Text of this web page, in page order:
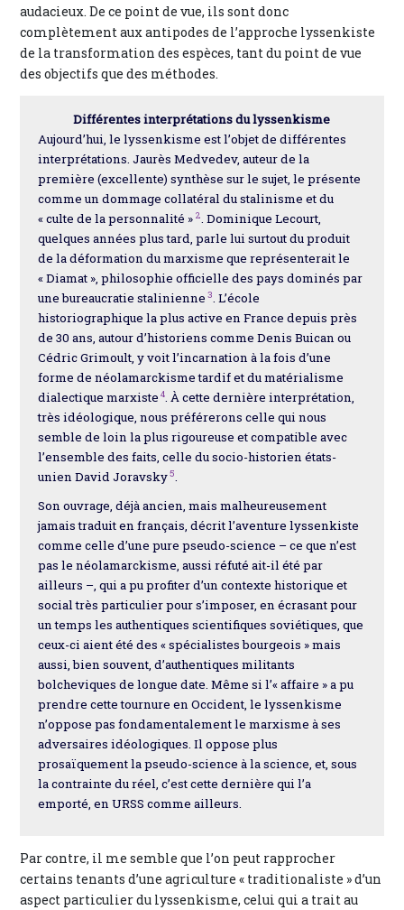
audacieux. De ce point de vue, ils sont donc
complètement aux antipodes de l’approche lyssenkiste
de la transformation des espèces, tant du point de vue
des objectifs que des méthodes.
Différentes interprétations du lyssenkisme
Aujourd’hui, le lyssenkisme est l’objet de différentes
interprétations. Jaurès Medvedev, auteur de la
première (excellente) synthèse sur le sujet, le présente
comme un dommage collatéral du stalinisme et du
« culte de la personnalité » 2. Dominique Lecourt,
quelques années plus tard, parle lui surtout du produit
de la déformation du marxisme que représenterait le
« Diamat », philosophie officielle des pays dominés par
une bureaucratie stalinienne 3. L’école
historiographique la plus active en France depuis près
de 30 ans, autour d’historiens comme Denis Buican ou
Cédric Grimoult, y voit l’incarnation à la fois d’une
forme de néolamarckisme tardif et du matérialisme
dialectique marxiste 4. À cette dernière interprétation,
très idéologique, nous préférerons celle qui nous
semble de loin la plus rigoureuse et compatible avec
l’ensemble des faits, celle du socio-historien états-
unien David Joravsky5.
Son ouvrage, déjà ancien, mais malheureusement
jamais traduit en français, décrit l’aventure lyssenkiste
comme celle d’une pure pseudo-science – ce que n’est
pas le néolamarckisme, aussi réfuté ait-il été par
ailleurs –, qui a pu profiter d’un contexte historique et
social très particulier pour s’imposer, en écrasant pour
un temps les authentiques scientifiques soviétiques, que
ceux-ci aient été des « spécialistes bourgeois » mais
aussi, bien souvent, d’authentiques militants
bolcheviques de longue date. Même si l’« affaire » a pu
prendre cette tournure en Occident, le lyssenkisme
n’oppose pas fondamentalement le marxisme à ses
adversaires idéologiques. Il oppose plus
prosaïquement la pseudo-science à la science, et, sous
la contrainte du réel, c’est cette dernière qui l’a
emporté, en URSS comme ailleurs.
Par contre, il me semble que l’on peut rapprocher
certains tenants d’une agriculture « traditionaliste » d’un
aspect particulier du lyssenkisme, celui qui a trait au